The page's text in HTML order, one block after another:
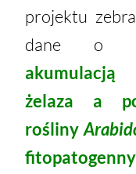
projektu
dane o
akumulacją
żelaza a
rośliny